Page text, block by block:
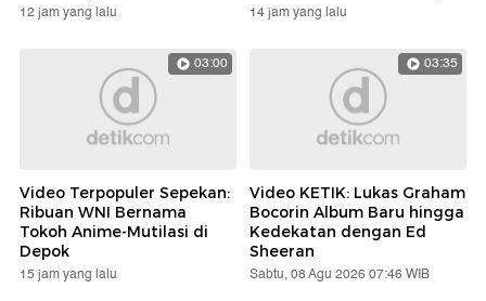
12 jam yang lalu 14 jam yang lalu
03:00
Video Terpopuler Sepekan:
Ribuan WNI Bernama
Tokoh Anime-Mutilasi di
Depok
15 jam yang lalu
03:35
Video KETIK: Lukas Graham
Bocorin Album Baru hingga
Kedekatan dengan Ed
Sheeran
Sabtu, 08 Agu 2026 07:46 WIB